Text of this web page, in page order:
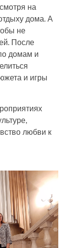
на
дома. А
не
После
домам и
и игры
любви к